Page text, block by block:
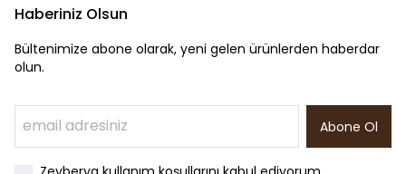
Haberiniz Olsun
Bültenimize abone olarak, yeni gelen ürünlerden haberdar
olun.
Abone Ol